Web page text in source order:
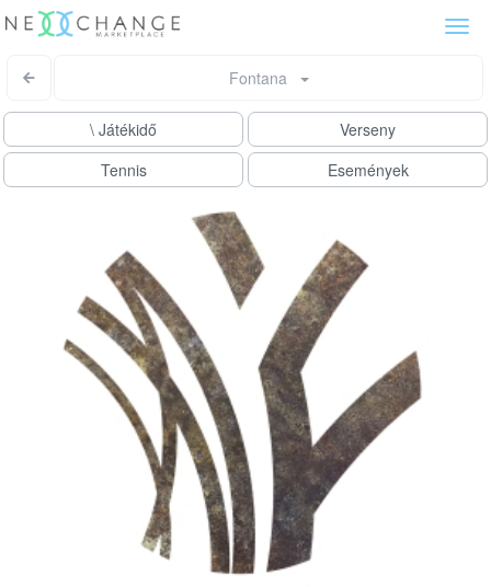
Fontana
\ Játékidő
Verseny
Tennis
Események